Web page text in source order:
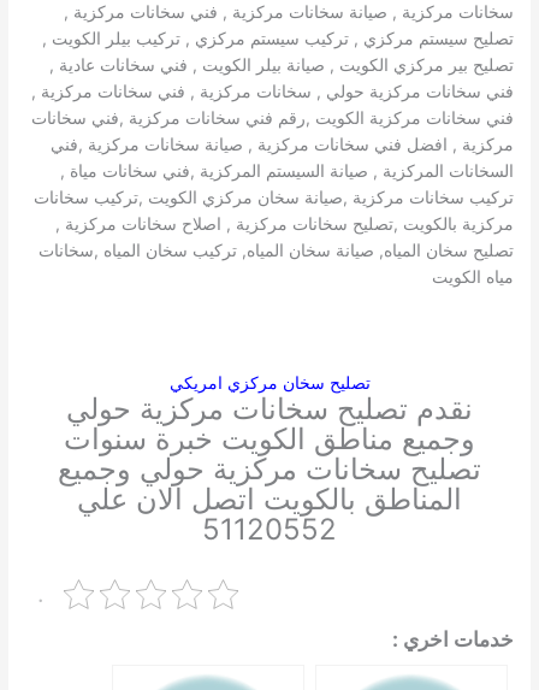
سخانات مركزية , صيانة سخانات مركزية , فني سخانات مركزية ,
تصليح سيستم مركزي , تركيب سيستم مركزي , تركيب بيلر الكويت ,
تصليح بير مركزي الكويت , صيانة بيلر الكويت , فني سخانات عادية ,
فني سخانات مركزية حولي , سخانات مركزية , فني سخانات مركزية ,
فني سخانات مركزية الكويت ,رقم فني سخانات مركزية ,فني سخانات
مركزية , افضل فني سخانات مركزية , صيانة سخانات مركزية ,فني
السخانات المركزية , صيانة السيستم المركزية ,فني سخانات مياة ,
تركيب سخانات مركزية ,صيانة سخان مركزي الكويت ,تركيب سخانات
مركزية بالكويت ,تصليح سخانات مركزية , اصلاح سخانات مركزية ,
تصليح سخان المياه, صيانة سخان المياه, تركيب سخان المياه ,سخانات
مياه الكويت
تصليح سخان مركزي امريكي
نقدم تصليح سخانات مركزية حولي
وجميع مناطق الكويت خبرة سنوات
تصليح سخانات مركزية حولي وجميع
المناطق بالكويت اتصل الان علي
51120552
.
خدمات اخري :